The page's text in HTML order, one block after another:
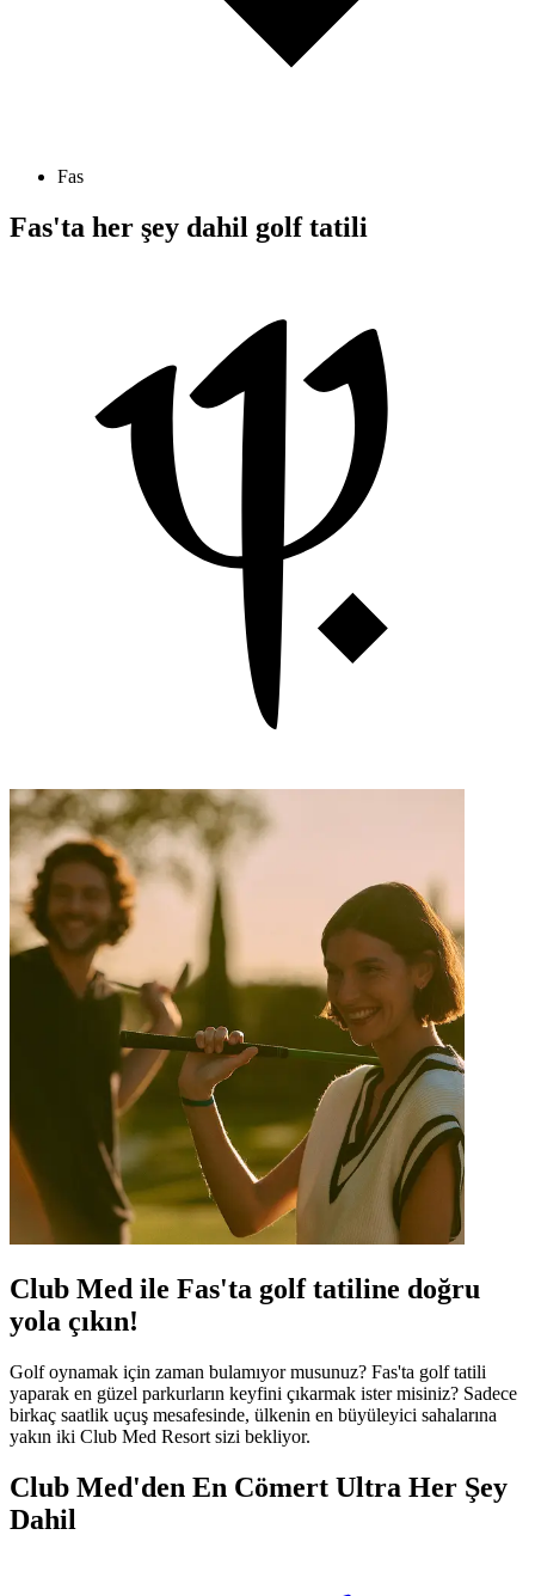
Fas
Fas'ta her şey dahil golf tatili
Club Med ile Fas'ta golf tatiline doğru
yola çıkın!
Golf oynamak için zaman bulamıyor musunuz? Fas'ta golf tatili
yaparak en güzel parkurların keyfini çıkarmak ister misiniz? Sadece
birkaç saatlik uçuş mesafesinde, ülkenin en büyüleyici sahalarına
yakın iki Club Med Resort sizi bekliyor.
Club Med'den En Cömert Ultra Her Şey
Dahil